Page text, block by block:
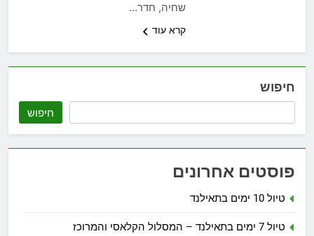
שחיה, חדר…
קרא עוד
חיפוש
חיפוש
פוסטים אחרונים
טיול 10 ימים בתאילנד
טיול 7 ימים בתאילנד – המסלול הקלאסי והמרוכז